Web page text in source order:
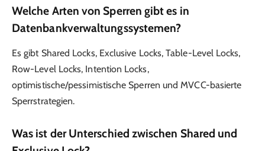
Welche Arten von Sperren gibt es in
Datenbankverwaltungssystemen?
Es gibt Shared Locks, Exclusive Locks, Table-Level Locks,
Row-Level Locks, Intention Locks,
optimistische/pessimistische Sperren und MVCC-basierte
Sperrstrategien.
Was ist der Unterschied zwischen Shared und